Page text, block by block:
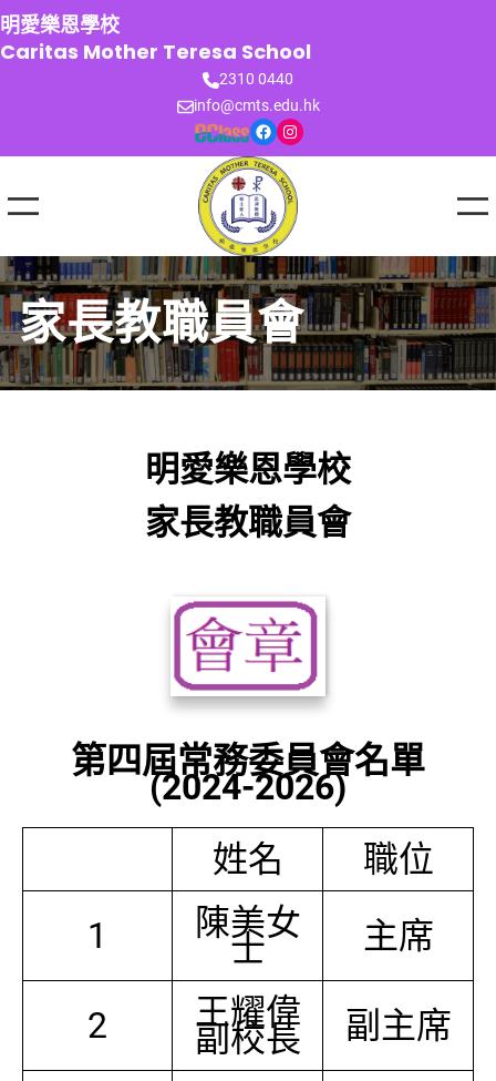
跳
至
主
明愛樂恩學校
Caritas Mother Teresa School
2310 0440
info@cmts.edu.hk
Facebook Instagram
家長教職員會
明愛樂恩學校
家長教職員會
第四屆常務委員會名單
(2024-2026)
姓名
職位
1
陳美女
士 主席
2 王耀偉
副校長 副主席